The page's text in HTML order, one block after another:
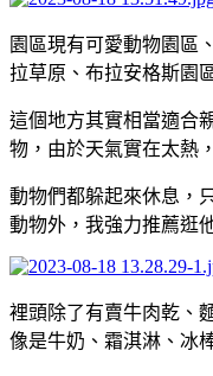
園區現有可愛動物園區
拉草原、布拉安格斯園
這個地方其實相當適合
物，由於天氣實在太熱，
動物們都躲起來休息，
動物外，我強力推薦逛
裡頭除了有賣牛肉乾、
像是牛奶、霜淇淋、冰